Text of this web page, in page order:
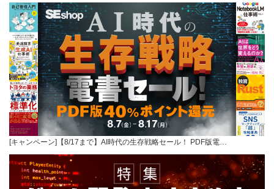
[キャンペーン]【8/17まで】AI時代の生存戦略セール！ PDF版電…